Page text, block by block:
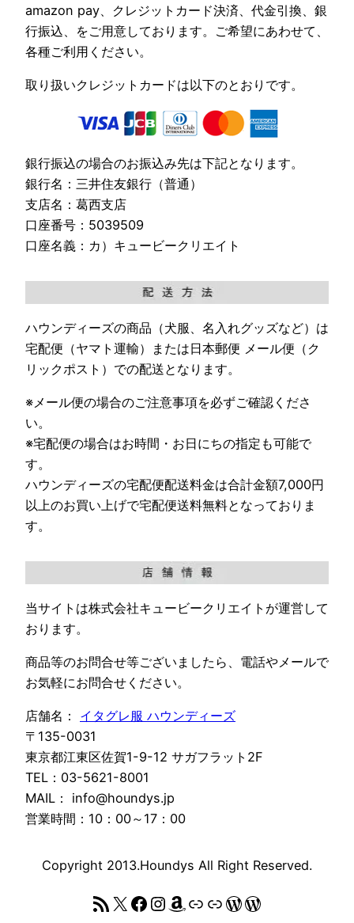
amazon pay、クレジットカード決済、代金引換、銀
行振込、をご用意しております。ご希望にあわせて、
各種ご利用ください。
取り扱いクレジットカードは以下のとおりです。
銀行振込の場合のお振込み先は下記となります。
銀行名：三井住友銀行（普通）
支店名：葛西支店
口座番号：5039509
口座名義：カ）キュービークリエイト
ハウンディーズの商品（犬服、名入れグッズなど）は
宅配便（ヤマト運輸）または日本郵便 メール便（ク
リックポスト）での配送となります。
※メール便の場合のご注意事項を必ずご確認くださ
い。
※宅配便の場合はお時間・お日にちの指定も可能で
す。
ハウンディーズの宅配便配送料金は合計金額7,000円
以上のお買い上げで宅配便送料無料となっておりま
す。
当サイトは株式会社キュービークリエイトが運営して
おります。
商品等のお問合せ等ございましたら、電話やメールで
お気軽にお問合せください。
店舗名： イタグレ服 ハウンディーズ
〒135-0031
東京都江東区佐賀1-9-12 サガフラット2F
TEL：03-5621-8001
MAIL： info@houndys.jp
営業時間：10：00～17：00
Copyright 2013.Houndys All Right Reserved.
RSS フィードX Facebook
Instagram
Amazon
リンク リンクWordPress
WordPress